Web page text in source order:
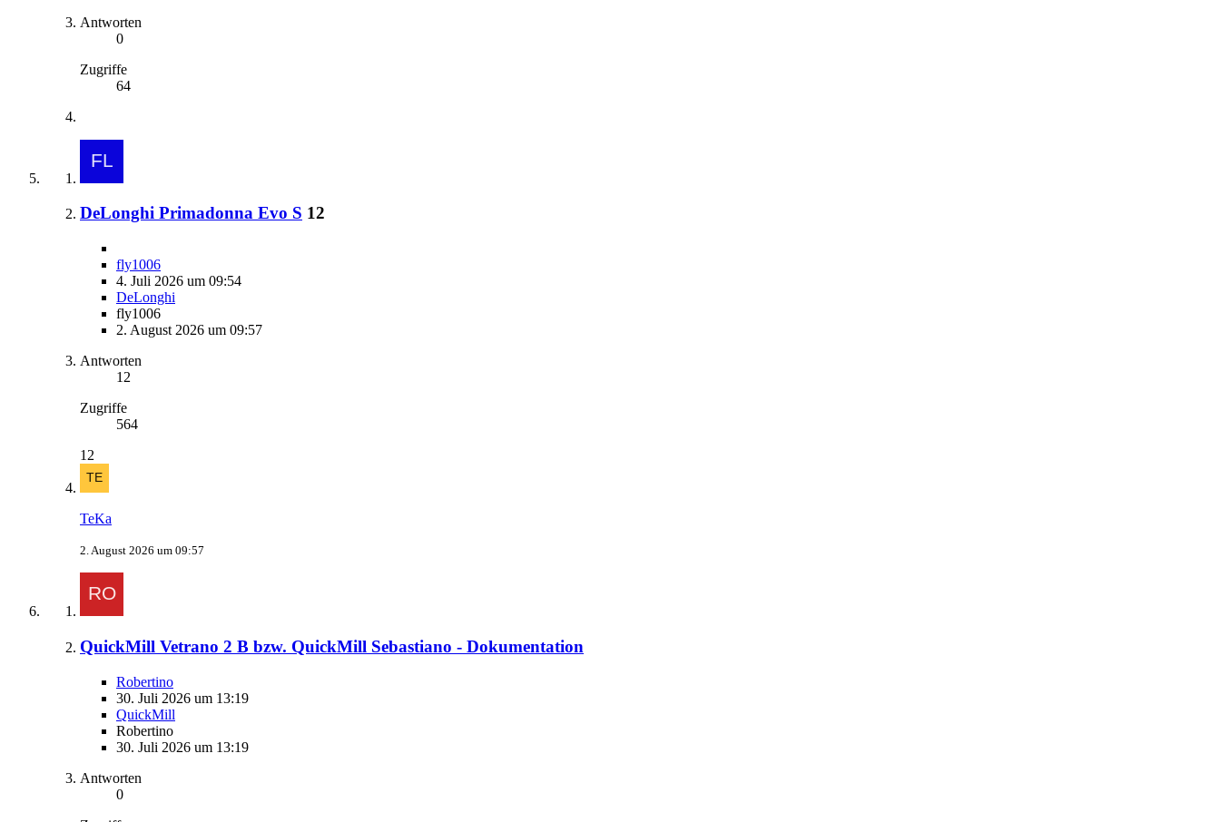
Antworten
0
Zugriffe
64
DeLonghi Primadonna Evo S 12
fly1006
4. Juli 2026 um 09:54
DeLonghi
fly1006
2. August 2026 um 09:57
Antworten
12
Zugriffe
564
12
TeKa
2. August 2026 um 09:57
QuickMill Vetrano 2 B bzw. QuickMill Sebastiano - Dokumentation
Robertino
30. Juli 2026 um 13:19
QuickMill
Robertino
30. Juli 2026 um 13:19
Antworten
0